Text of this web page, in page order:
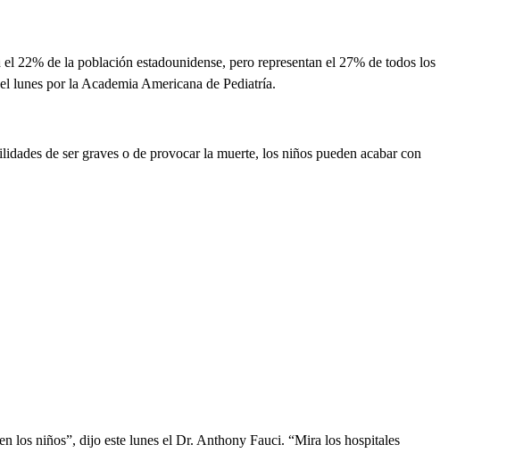
22% de la población estadounidense, pero representan el 27% de todos los
lunes por la Academia Americana de Pediatría.
de ser graves o de provocar la muerte, los niños pueden acabar con
los niños”, dijo este lunes el Dr. Anthony Fauci. “Mira los hospitales